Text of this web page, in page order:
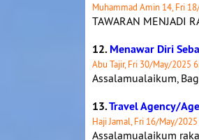
Muhammad Amin 14, Fri
TAWARAN MENJADI
12.Menawar Diri
Abu Tajir, Fri 30/May/2025
Assalamualaikum,
13.Travel Agency/
Haji Jamal, Fri 16/May/
Assalamualaikum